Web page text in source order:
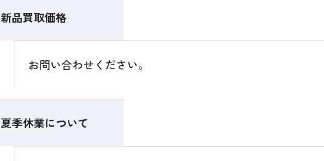
新品買取価格
お問い合わせください。
夏季休業について